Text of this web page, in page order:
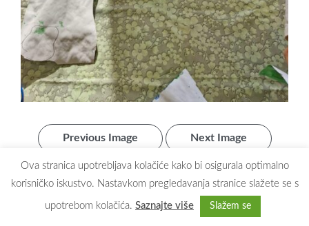
Previous Image Next Image
Copyright © 2026 Dječji vrtić Maslačak Zaprešić. All rights reserved.
Ova stranica upotrebljava kolačiće kako bi osigurala optimalno
korisničko iskustvo. Nastavkom pregledavanja stranice slažete se s
upotrebom kolačića. Saznajte više Slažem se